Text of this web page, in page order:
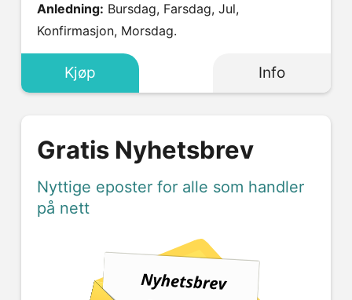
Anledning: Bursdag, Farsdag, Jul,
Konfirmasjon, Morsdag.
Info
Kjøp
Gratis Nyhetsbrev
Nyttige eposter for alle som handler
på nett